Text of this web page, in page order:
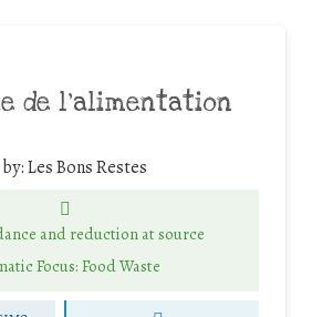
de l’alimentation
by:Les Bons Restes
and reduction at source
Focus: Food Waste